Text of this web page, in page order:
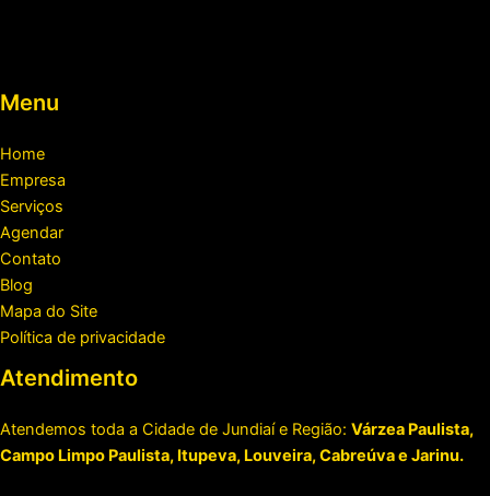
Menu
Home
Empresa
Serviços
Agendar
Contato
Blog
Mapa do Site
Política de privacidade
Atendimento
Atendemos toda a Cidade de Jundiaí e Região: Várzea Paulista,
Campo Limpo Paulista, Itupeva, Louveira, Cabreúva e Jarinu.